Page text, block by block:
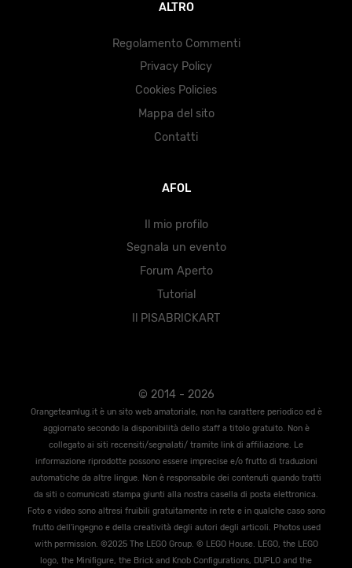
ALTRO
Regolamento Commenti
Privacy Policy
Cookies Policies
Mappa del sito
Contatti
AFOL
Il mio profilo
Segnala un evento
Forum Aperto
Tutorial
Il PISABRICKART
© 2014 - 2026
Orangeteamlug.it è un sito web amatoriale, non ha carattere periodico ed è
aggiornato secondo la disponibilità dello staff a titolo gratuito. Non è
collegato ai siti recensiti/segnalati/ tramite link di affiliazione. Le
informazione riprodotte possono essere imprecise e/o frutto di traduzioni
automatiche da altre lingue. Non è responsabile dei contenuti quando tratti
da siti o comunicati stampa giunti alla nostra casella di posta elettronica.
Foto e video sono altresi fruibili gratuitamente in rete e in qualche caso sono
frutto dell'ingegno e della creatività degli autori degli articoli. Photos used
with permission. ©2025 The LEGO Group. © LEGO House. LEGO, the LEGO
logo, the Miniﬁgure, the Brick and Knob Conﬁgurations, DUPLO and the